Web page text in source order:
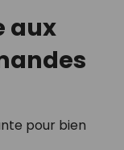
aux
pour bien